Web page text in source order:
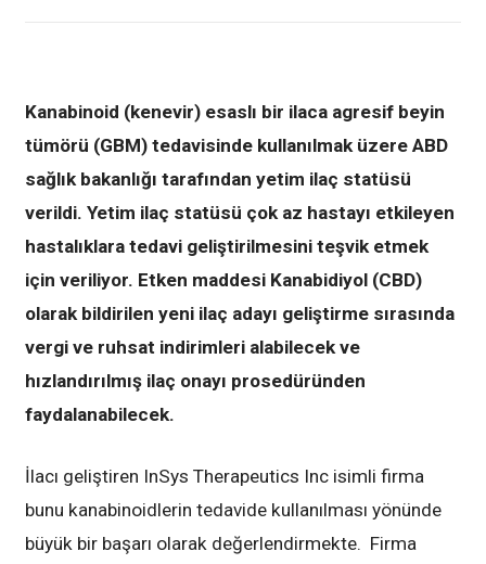
Kanabinoid (kenevir) esaslı bir ilaca agresif beyin
tümörü (GBM) tedavisinde kullanılmak üzere ABD
sağlık bakanlığı tarafından yetim ilaç statüsü
verildi. Yetim ilaç statüsü çok az hastayı etkileyen
hastalıklara tedavi geliştirilmesini teşvik etmek
için veriliyor. Etken maddesi Kanabidiyol (CBD)
olarak bildirilen yeni ilaç adayı geliştirme sırasında
vergi ve ruhsat indirimleri alabilecek ve
hızlandırılmış ilaç onayı prosedüründen
faydalanabilecek.
İlacı geliştiren InSys Therapeutics Inc isimli firma
bunu kanabinoidlerin tedavide kullanılması yönünde
büyük bir başarı olarak değerlendirmekte. Firma